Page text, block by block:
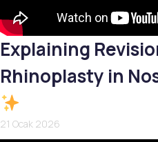
Explaining
Rhinoplasty in
21 Ocak 2026